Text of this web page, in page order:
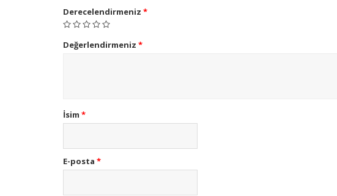
Derecelendirmeniz *
Değerlendirmeniz *
İsim *
E-posta *